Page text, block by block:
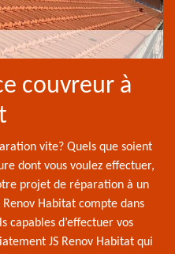
couvreur à
vite? Quels que soient
dont vous voulez effectuer,
projet de réparation à un
Habitat compte dans
capables d’effectuer vos
JS Renov Habitat qui